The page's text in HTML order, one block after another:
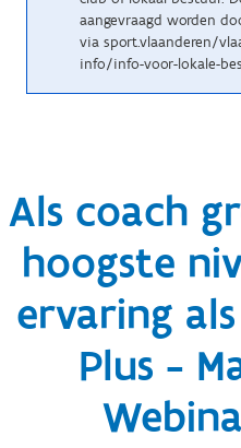
aangevraagd worden
via sport.vlaanderen/
info/info-voor-lokale-